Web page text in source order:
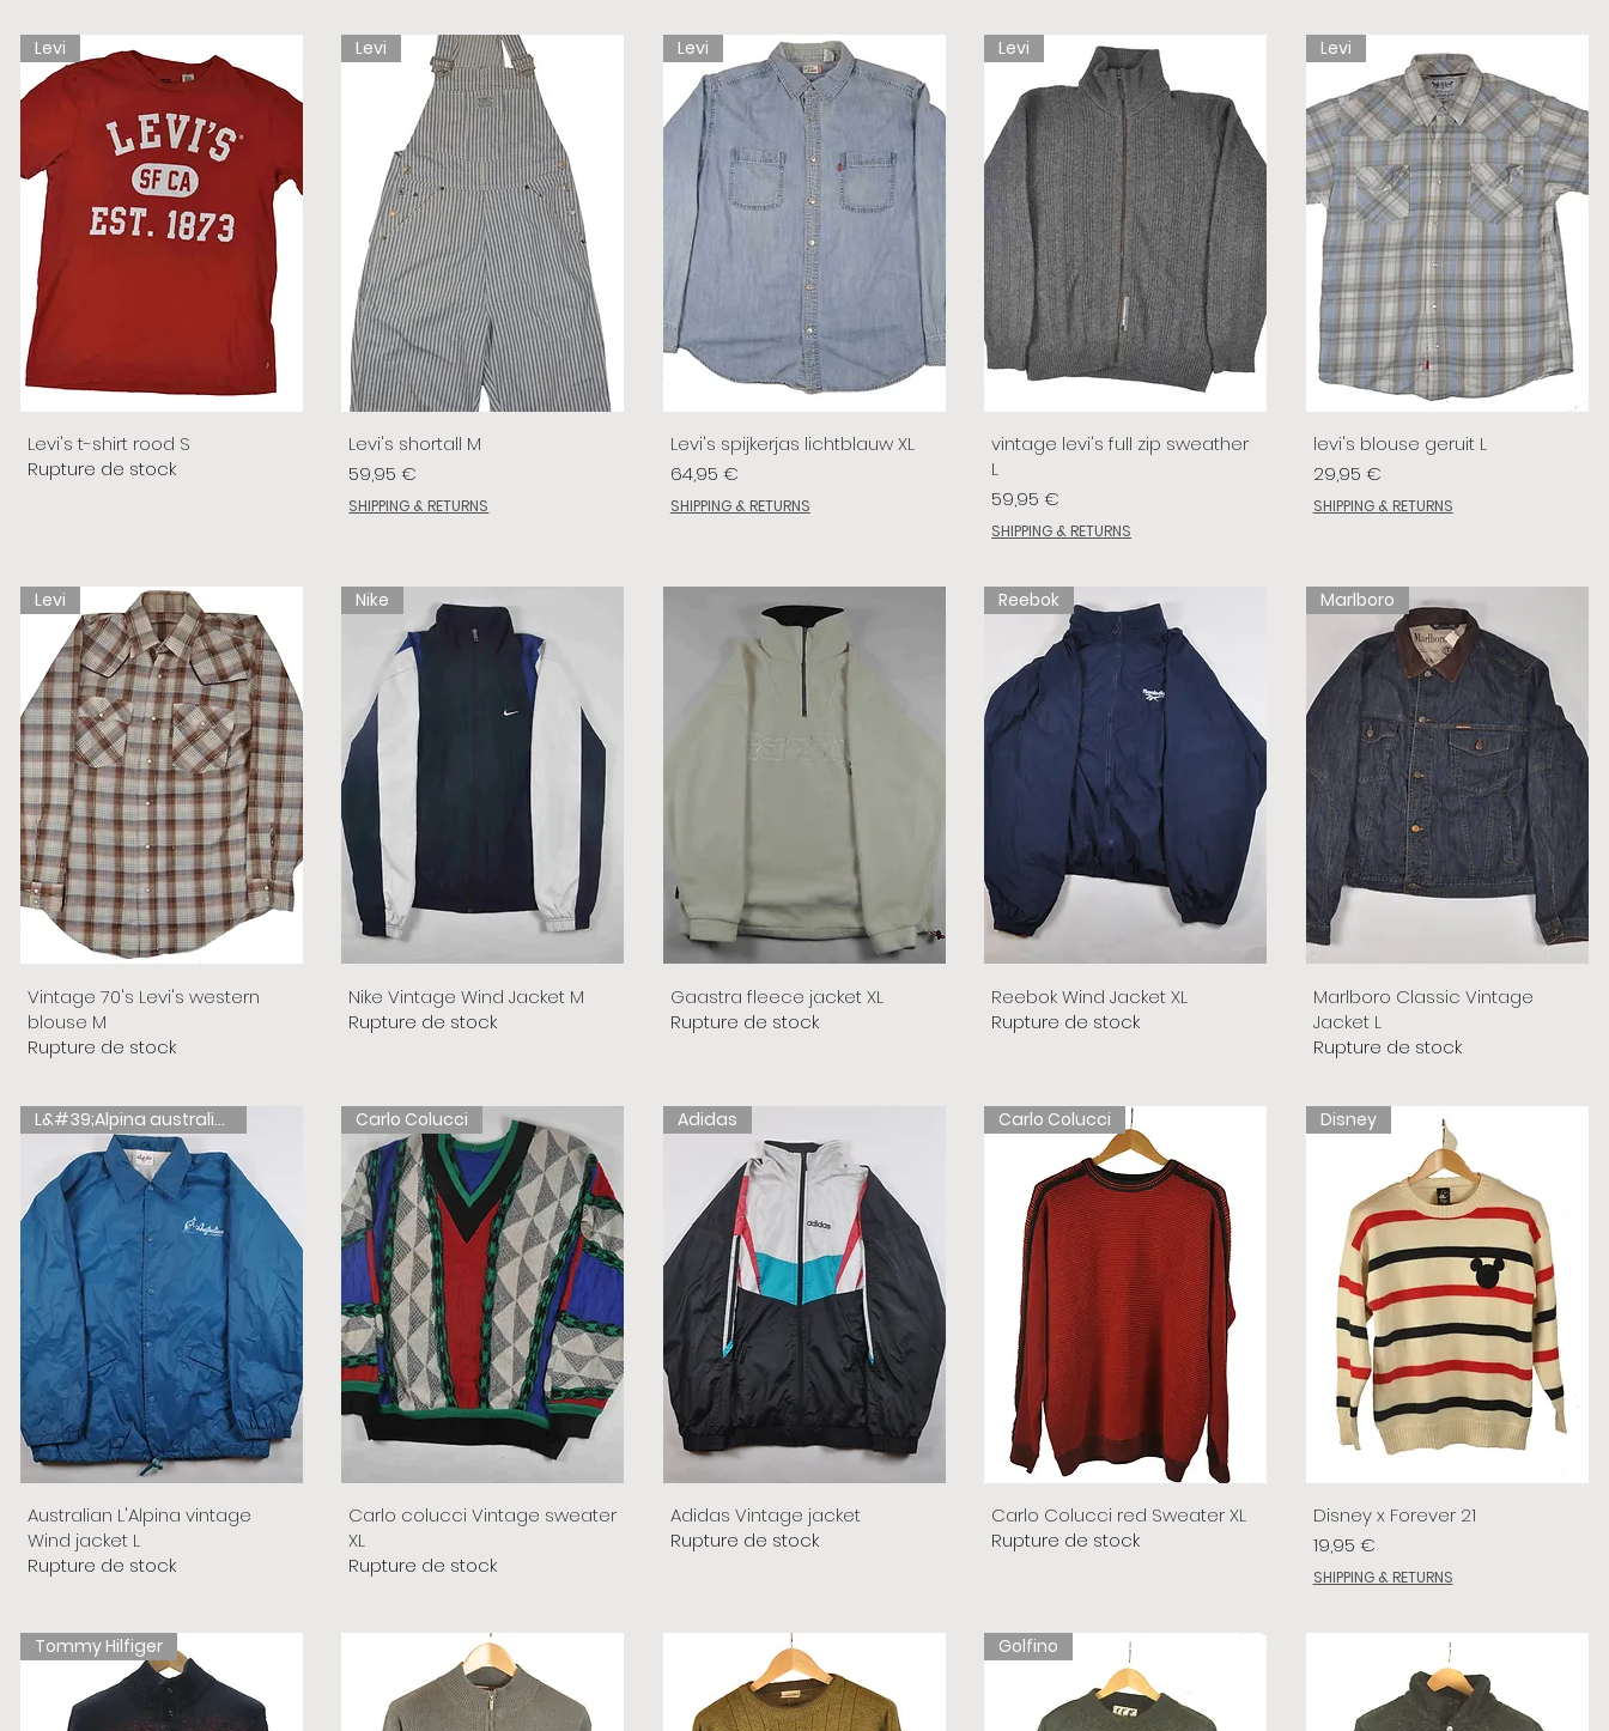
Levi
Levi's t-shirt rood S
Rupture de stock
Levi
Levi's shortall M
Prix
59,95 €
SHIPPING & RETURNS
Levi
Levi's spijkerjas lichtblauw XL
Prix
64,95 €
SHIPPING & RETURNS
Levi
vintage levi's full zip sweather
L
Prix
59,95 €
SHIPPING & RETURNS
Levi
levi's blouse geruit L
Prix
29,95 €
SHIPPING & RETURNS
Levi
Vintage 70's Levi's western
blouse M
Rupture de stock
Nike
Nike Vintage Wind Jacket M
Rupture de stock
Gaastra fleece jacket XL
Rupture de stock
Reebok
Reebok Wind Jacket XL
Rupture de stock
Marlboro
Marlboro Classic Vintage
Jacket L
Rupture de stock
L&#39;Alpina australienne
Australian L'Alpina vintage
Wind jacket L
Rupture de stock
Carlo Colucci
Carlo colucci Vintage sweater
XL
Rupture de stock
Adidas
Adidas Vintage jacket
Rupture de stock
Carlo Colucci
Carlo Colucci red Sweater XL
Rupture de stock
Disney
Disney x Forever 21
Prix
19,95 €
SHIPPING & RETURNS
Tommy Hilfiger Golfino